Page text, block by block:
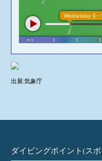
出展:気象庁
ダイビングポイント(ス